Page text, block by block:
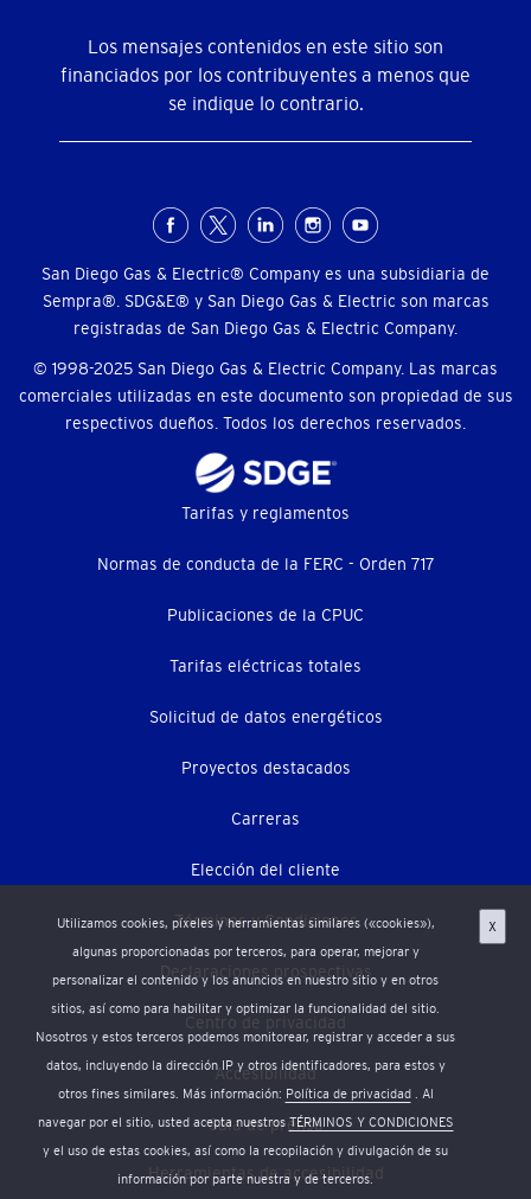
Los mensajes contenidos en este sitio son
financiados por los contribuyentes a menos que
se indique lo contrario.
social
San Diego Gas & Electric® Company es una subsidiaria de
Sempra®. SDG&E® y San Diego Gas & Electric son marcas
registradas de San Diego Gas & Electric Company.
© 1998-2025 San Diego Gas & Electric Company. Las marcas
comerciales utilizadas en este documento son propiedad de sus
respectivos dueños. Todos los derechos reservados.
Utilizamos cookies, píxeles y herramientas similares («cookies»),
algunas proporcionadas por terceros, para operar, mejorar y
personalizar el contenido y los anuncios en nuestro sitio y en otros
sitios, así como para habilitar y optimizar la funcionalidad del sitio.
Nosotros y estos terceros podemos monitorear, registrar y acceder a sus
datos, incluyendo la dirección IP y otros identificadores, para estos y
otros fines similares. Más información: Política de privacidad. Al
navegar por el sitio, usted acepta nuestrosTÉRMINOS Y CONDICIONES
y el uso de estas cookies, así como la recopilación y divulgación de su
información por parte nuestra y de terceros.
X
menu
secundario)
Tarifas y reglamentos
Normas de conducta de la FERC - Orden 717
Publicaciones de la CPUC
Tarifas eléctricas totales
Solicitud de datos energéticos
Proyectos destacados
Carreras
Elección del cliente
Términos y Condiciones
Declaraciones prospectivas
Centro de privacidad
Accesibilidad
Sala de prensa
Herramientas de accesibilidad